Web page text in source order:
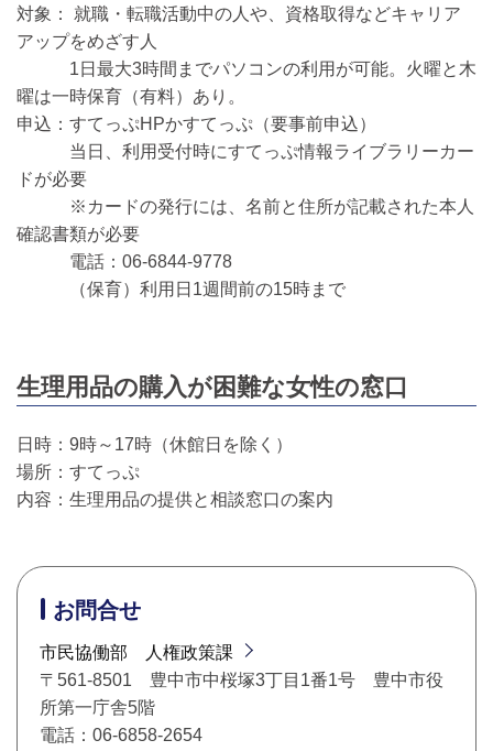
対象： 就職・転職活動中の人や、資格取得などキャリア
アップをめざす人
1日最大3時間までパソコンの利用が可能。火曜と木
曜は一時保育（有料）あり。
申込：すてっぷHPかすてっぷ（要事前申込）
当日、利用受付時にすてっぷ情報ライブラリーカー
ドが必要
※カードの発行には、名前と住所が記載された本人
確認書類が必要
電話：06-6844-9778
（保育）利用日1週間前の15時まで
生理用品の購入が困難な女性の窓口
日時：9時～17時（休館日を除く）
場所：すてっぷ
内容：生理用品の提供と相談窓口の案内
お問合せ
市民協働部 人権政策課
〒561-8501 豊中市中桜塚3丁目1番1号 豊中市役
所第一庁舎5階
電話：06-6858-2654